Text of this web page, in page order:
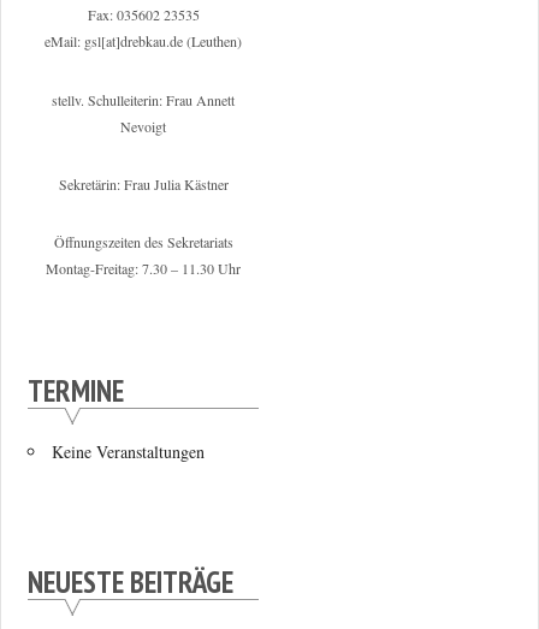
Fax: 035602 23535
eMail: gsl[at]drebkau.de (Leuthen)
stellv. Schulleiterin: Frau Annett
Nevoigt
Sekretärin: Frau Julia Kästner
Öffnungszeiten des Sekretariats
Montag-Freitag: 7.30 – 11.30 Uhr
TERMINE
Keine Veranstaltungen
NEUESTE BEITRÄGE